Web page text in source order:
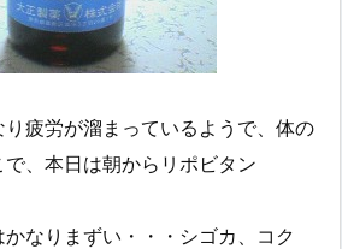
疲労が溜まっているようで、体の
、本日は朝からリポビタン
なりまずい・・・シゴカ、コク